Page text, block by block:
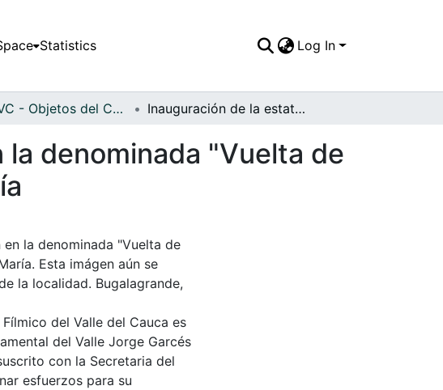
Statistics Log In
APFFVC - Objetos del Culto - Patrimonial Inauguración de la estatua de La Virgen en la denominada "Vuelta de Paulina" en la carrera 5 por el barrio la María
denominada "Vuelta de
la denominada "Vuelta de
Esta imágen aún se
la localidad. Bugalagrande,
del Valle del Cauca es
del Valle Jorge Garcés
con la Secretaria del
esfuerzos para su